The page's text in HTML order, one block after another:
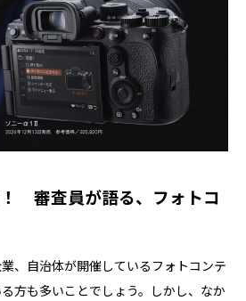
！ 審査員が語る、フォトコ
、自治体が開催しているフォトコンテ
方も多いことでしょう。しかし、なか